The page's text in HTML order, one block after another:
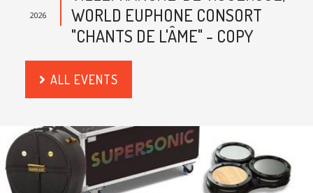
2026
WORLD EUPHONE CONSORT
"CHANTS DE L'ÂME" - COPY
ALL EVENTS